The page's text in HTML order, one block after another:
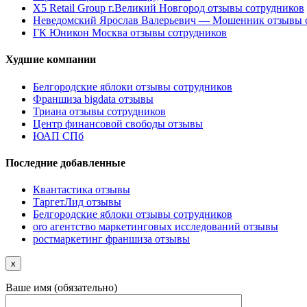
X5 Retail Group г.Великий Новгород отзывы сотрудников
Неведомский Ярослав Валерьевич — Мошенник отзывы
ГК Юникон Москва отзывы сотрудников
Худшие компании
Белгородские яблоки отзывы сотрудников
Франшиза bigdata отзывы
Триана отзывы сотрудников
Центр финансовой свободы отзывы
ЮАП СПб
Последние добавленные
Квантастика отзывы
ТаргетЛид отзывы
Белгородские яблоки отзывы сотрудников
oro агентство маркетинговых исследований отзывы
ростмаркетинг франшиза отзывы
x
Ваше имя (обязательно)